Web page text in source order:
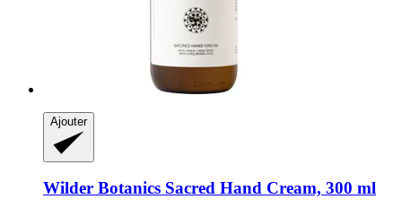
Ajouter
Wilder Botanics Sacred Hand Cream, 300 ml